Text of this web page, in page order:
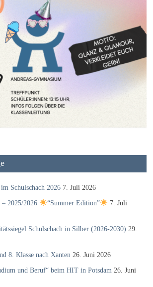
Schulschach 2026 7. Juli 2026
2025/2026 “Summer Edition”
7. Juli
Schulschach in Silber (2026-2030) 29.
8. Klasse nach Xanten 26. Juni 2026
und Beruf“ beim HIT in Potsdam 26. Juni